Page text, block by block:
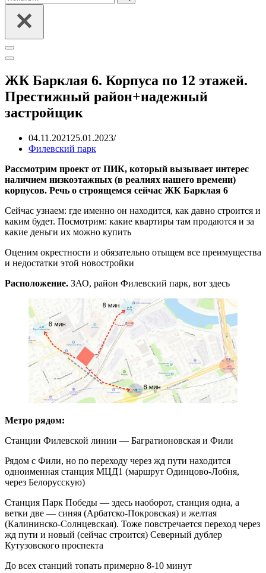
Меню
навигации
Меню
ЖК Барклая 6. Корпуса по 12 этажей.
Престижный район+надежный
застройщик
04.11.2021 25.01.2023
Филевский парк
Рассмотрим проект от ПИК, который вызывает интерес
наличием низкоэтажных (в реалиях нашего времени)
корпусов. Речь о строящемся сейчас ЖК Барклая 6
Сейчас узнаем: где именно он находится, как давно строится и
каким будет. Посмотрим: какие квартиры там продаются и за
какие деньги их можно купить
Оценим окрестности и обязательно отыщем все преимущества
и недостатки этой новостройки
Расположение. ЗАО, район Филевский парк, вот здесь
Метро рядом:
Станции Филевской линии — Багратионовская и Фили
Рядом с Фили, но по переходу через жд пути находится
одноименная станция МЦД1 (маршрут Одинцово-Лобня,
через Белорусскую)
Станция Парк Победы — здесь наоборот, станция одна, а
ветки две — синяя (Арбатско-Покровская) и желтая
(Калининско-Солнцевская). Тоже повстречается переход через
жд пути и новый (сейчас строится) Северный дублер
Кутузовского проспекта
До всех станций топать примерно 8-10 минут